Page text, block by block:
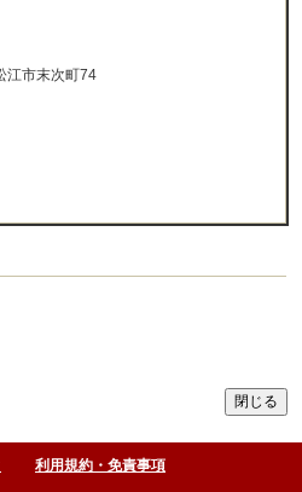
江市末次町74
利用規約・免責事項